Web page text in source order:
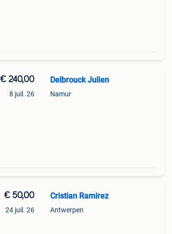
€ 240,00
8 juil. 26
Delbrouck Julien
Namur
€ 50,00
24 juil. 26
Cristian Ramirez
Antwerpen